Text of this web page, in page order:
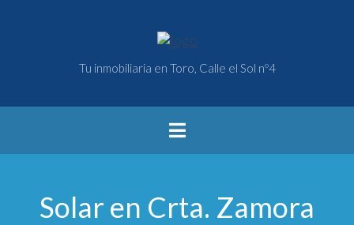
Tu inmobiliaria en Toro, Calle el Sol nº4
Solar en Crta. Zamora